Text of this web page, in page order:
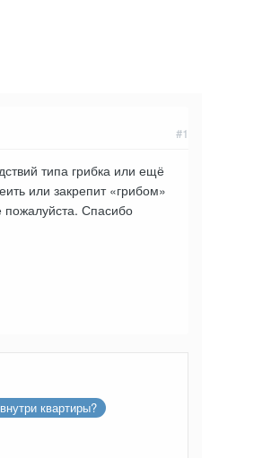
#1
типа грибка или ещё
или закрепит «грибом»
пожалуйста. Спасибо
квартиры?